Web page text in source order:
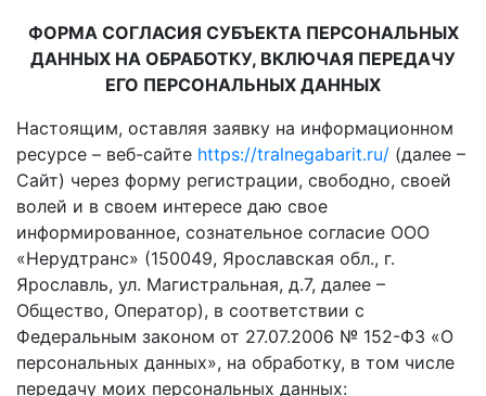
ФОРМА СОГЛАСИЯ СУБЪЕКТА ПЕРСОНАЛЬНЫХ
ДАННЫХ НА ОБРАБОТКУ, ВКЛЮЧАЯ ПЕРЕДАЧУ
ЕГО ПЕРСОНАЛЬНЫХ ДАННЫХ
Настоящим, оставляя заявку на информационном
ресурсе – веб-сайте https://tralnegabarit.ru/ (далее –
Сайт) через форму регистрации, свободно, своей
волей и в своем интересе даю свое
информированное, сознательное согласие ООО
«Нерудтранс» (150049, Ярославская обл., г.
Ярославль, ул. Магистральная, д.7, далее –
Общество, Оператор), в соответствии с
Федеральным законом от 27.07.2006 № 152-ФЗ «О
персональных данных», на обработку, в том числе
передачу моих персональных данных: